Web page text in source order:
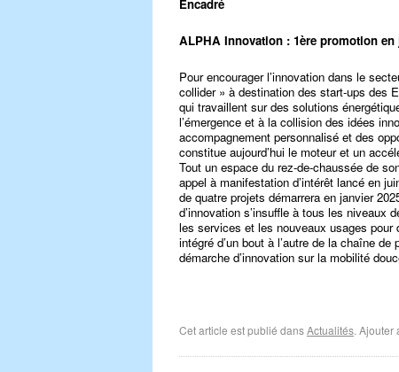
Encadré
ALPHA Innovation : 1ère promotion en
Pour encourager l’innovation dans le
collider » à destination des start-ups des
qui travaillent sur des solutions
l’émergence et à la collision des idées
accompagnement personnalisé et des
constitue aujourd’hui le moteur et un
Tout un espace du rez-de-chaussée de
appel à manifestation d’intérêt lancé en
de quatre projets démarrera en janvier
d’innovation s’insuffle à tous les niveaux
les services et les nouveaux usages pour
intégré d’un bout à l’autre de la chaîne
démarche d’innovation sur la mobilité
Cet article est publié dansActualités. Ajouter